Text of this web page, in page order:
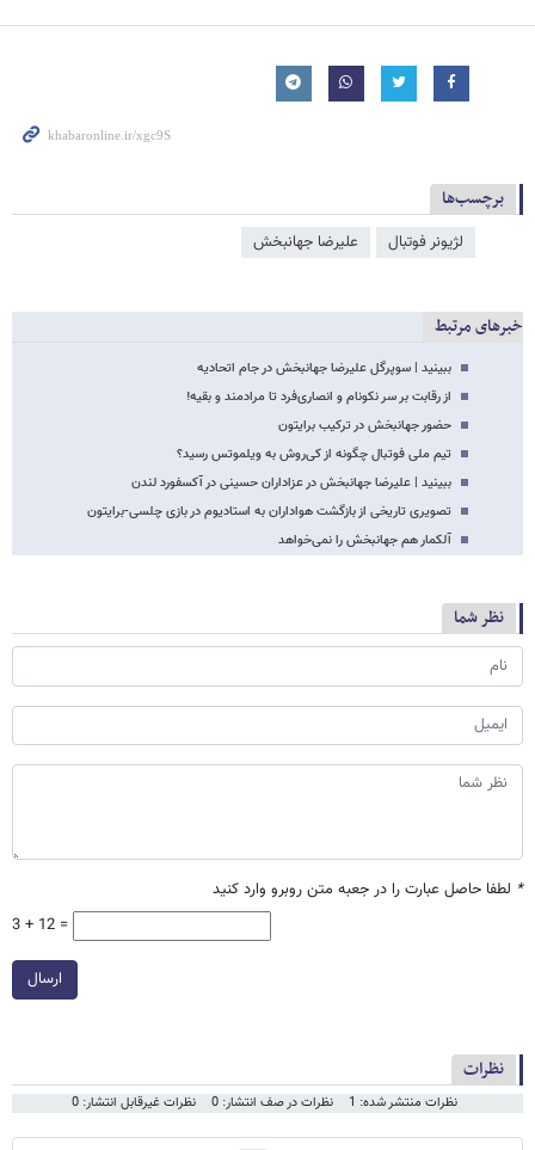
برچسب‌ها
لژیونر فوتبال علیرضا جهانبخش
خبرهای مرتبط
ببینید | سوپرگل علیرضا جهانبخش در جام اتحادیه
از رقابت بر سر نکونام و انصاری‌فرد تا مرادمند و بقیه!
حضور جهانبخش در ترکیب برایتون
تیم ملی فوتبال چگونه از کی‌روش به ویلموتس رسید؟
ببینید | علیرضا جهانبخش در عزاداران حسینی در آکسفورد لندن
تصویری تاریخی از بازگشت هواداران به استادیوم در بازی چلسی-برایتون
آلکمار هم جهانبخش را نمی‌خواهد
نظر شما
* لطفا حاصل عبارت را در جعبه متن روبرو وارد کنید
3 + 12 =
ارسال
نظرات
نظرات منتشر شده: 1 نظرات در صف انتشار: 0 نظرات غیرقابل انتشار: 0